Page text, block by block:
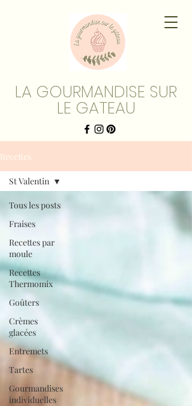
LA GOURMANDISE SUR
LE GATEAU
Recettes
Tous les posts
Fraises
Recettes par
moule
Recettes
Thermomix
Goûters
Crèmes
glacées
Entremets
Tartes
Gourmandises
individuelles
St Valentin